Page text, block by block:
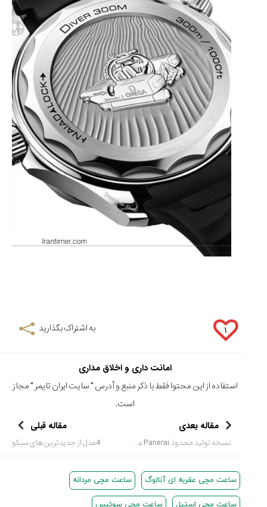
۱ به اشتراک بگذارید
امانت داری و اخلاق مداری
استفاده از این محتوا فقط با ذکر منبع و آدرس "سایت ایران تایمر " مجاز
است.
مقاله بعدی
نسخه تولید محدود Panerai عرضه می شود
مقاله قبلی
4مدل از جدیدترین های سیکو
ساعت مچی عقربه ای آنالوگ ساعت مچی مردانه
ساعت مچی استیل ساعت مچی سوئیس